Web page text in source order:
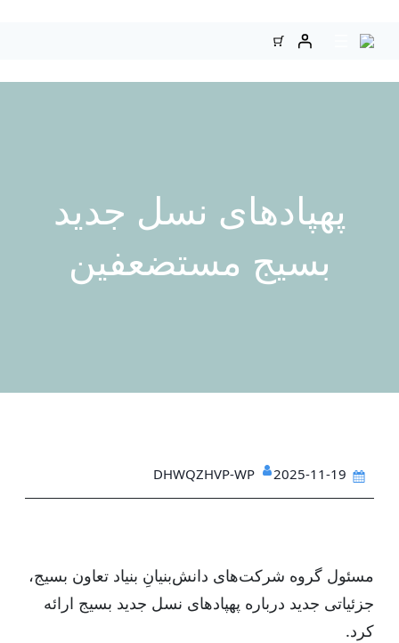
پهپادهای نسل جدید
بسیج مستضعفین
2025-11-19
DHWQZHVP-WP
مسئول گروه شرکت‌های دانش‌بنیانِ بنیاد تعاون بسیج،
جزئیاتی جدید درباره پهپادهای نسل جدید بسیج ارائه
کرد.